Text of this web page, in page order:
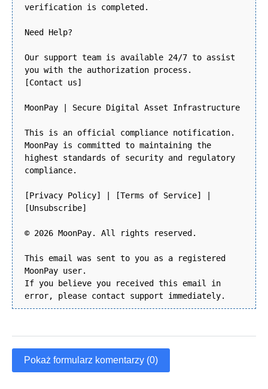
verification is completed.
Need Help?
Our support team is available 24/7 to assist
you with the authorization process.
[Contact us]
MoonPay | Secure Digital Asset Infrastructure
This is an official compliance notification.
MoonPay is committed to maintaining the
highest standards of security and regulatory
compliance.
[Privacy Policy] | [Terms of Service] |
[Unsubscribe]
© 2026 MoonPay. All rights reserved.
This email was sent to you as a registered
MoonPay user.
If you believe you received this email in
error, please contact support immediately.
Pokaż formularz komentarzy (0)